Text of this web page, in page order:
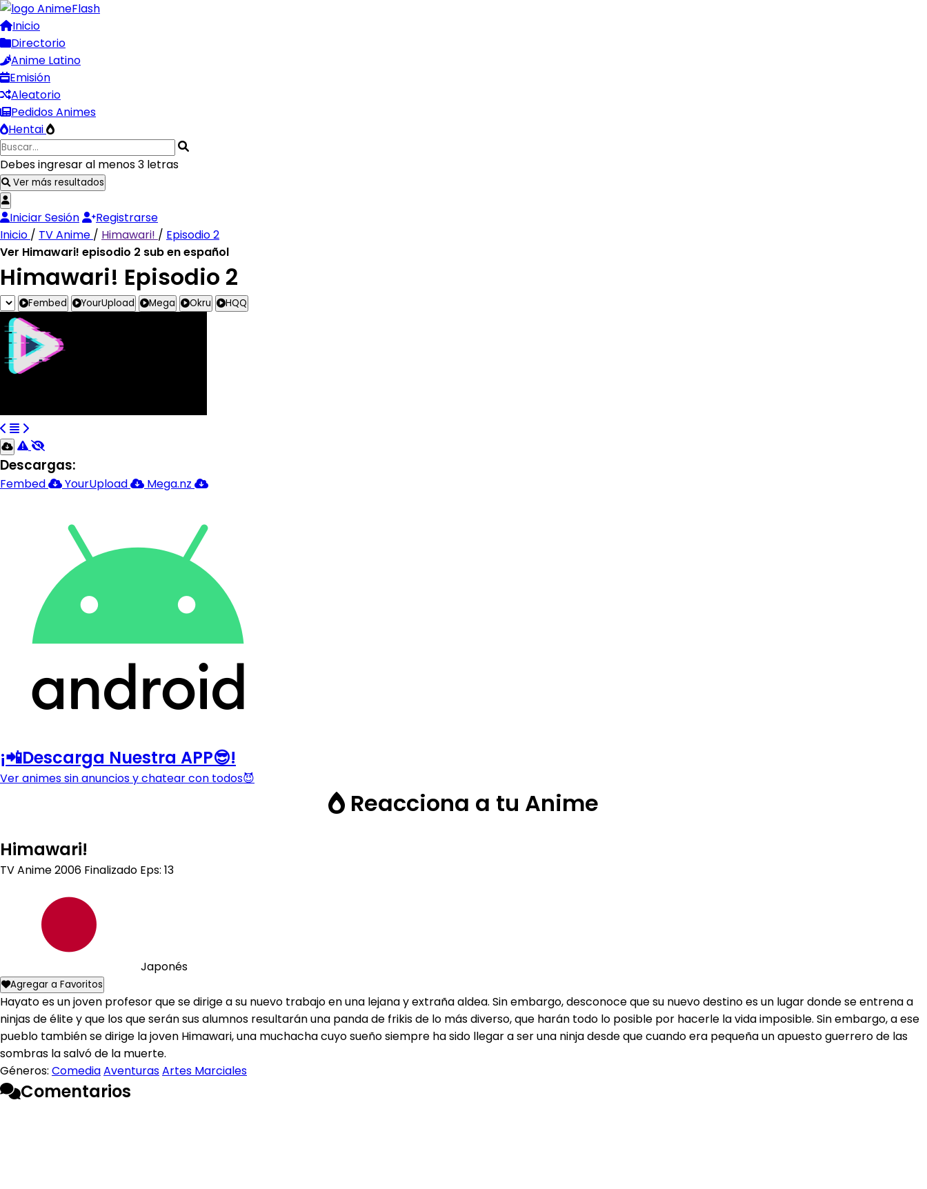
Inicio
Directorio
Anime Latino
Emisión
Aleatorio
Pedidos Animes
Hentai
Debes ingresar al menos 3 letras
Ver más resultados
Iniciar Sesión
Registrarse
Inicio / TV Anime / Himawari! / Episodio 2
Ver Himawari! episodio 2 sub en español
Himawari! Episodio 2
Fembed YourUpload Mega Okru HQQ
Descargas:
Fembed YourUpload Mega.nz
¡📲Descarga Nuestra APP😎!
Ver animes sin anuncios y chatear con todos😈
Reacciona a tu Anime
Himawari!
TV Anime2006 Finalizado Eps: 13
Japonés
Agregar a Favoritos
Hayato es un joven profesor que se dirige a su nuevo trabajo en una lejana y extraña aldea. Sin embargo, desconoce que su nuevo destino es un lugar donde se entrena a
ninjas de élite y que los que serán sus alumnos resultarán una panda de frikis de lo más diverso, que harán todo lo posible por hacerle la vida imposible. Sin embargo, a ese
pueblo también se dirige la joven Himawari, una muchacha cuyo sueño siempre ha sido llegar a ser una ninja desde que cuando era pequeña un apuesto guerrero de las
sombras la salvó de la muerte.
Géneros: ComediaAventurasArtes Marciales
Comentarios